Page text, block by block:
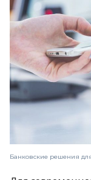
Банковские решения